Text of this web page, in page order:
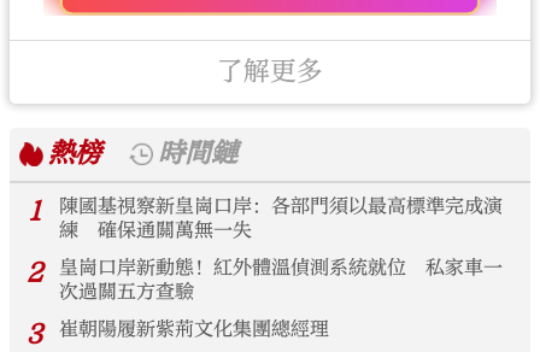
了解更多
熱榜
時間鏈
1
陳國基視察新皇崗口岸：各部門須以最高標準完成演
練 確保通關萬無一失
2
皇崗口岸新動態！紅外體溫偵測系統就位 私家車一
次過關五方查驗
3 崔朝陽履新紫荊文化集團總經理